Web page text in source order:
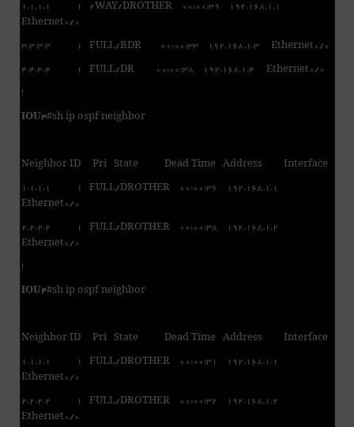
1.1.1.1 1 2WAY/DROTHER 00:00:39 192.168.1.1
Ethernet0/0
3.3.3.3 1 FULL/BDR 00:00:33 192.168.1.3 Ethernet0/0
4.4.4.4 1 FULL/DR 00:00:38 192.168.1.4 Ethernet0/0
!
IOU3#sh ip ospf neighbor
Neighbor ID Pri State Dead Time Address Interface
1.1.1.1 1 FULL/DROTHER 00:00:36 192.168.1.1
Ethernet0/0
2.2.2.2 1 FULL/DROTHER 00:00:38 192.168.1.2
Ethernet0/0
!
IOU4#sh ip ospf neighbor
Neighbor ID Pri State Dead Time Address Interface
1.1.1.1 1 FULL/DROTHER 00:00:31 192.168.1.1
Ethernet0/0
2.2.2.2 1 FULL/DROTHER 00:00:32 192.168.1.2
Ethernet0/0